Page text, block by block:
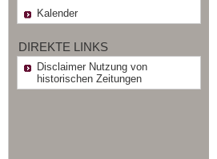
Kalender
DIREKTE LINKS
Disclaimer Nutzung von
historischen Zeitungen